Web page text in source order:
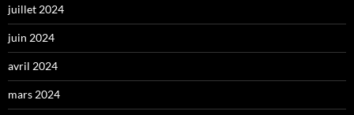
juillet 2024
juin 2024
avril 2024
mars 2024